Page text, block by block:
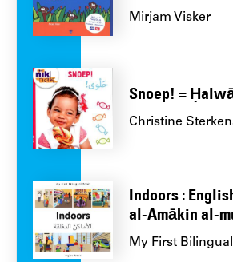
Mirjam Visker
Snoep! =
Christine
Indoors :
al-Amākin al-
My First